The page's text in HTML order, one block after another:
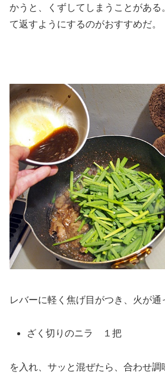
かうと、くずしてしまうことがある
て返すようにするのがおすすめだ。
レバーに軽く焦げ目がつき、火が通
ざく切りのニラ １把
を入れ、サッと混ぜたら、合わせ調